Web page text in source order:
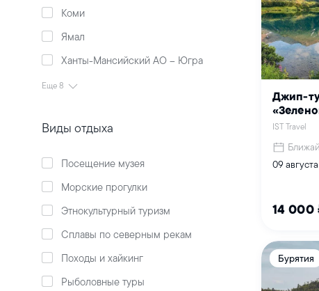
Коми
Ямал
Ханты-Мансийский АО – Югра
Еще 8
Виды отдыха
Посещение музея
Морские прогулки
Этнокультурный туризм
Сплавы по северным рекам
Походы и хайкинг
Рыболовные туры
Джип-
IST Travel
09
14 000
Бурятия